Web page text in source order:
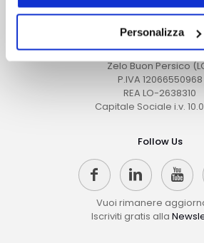
Chiudendo questo banner tramite
Personalizza
Dentista Manager
Via Dante, 2
Zelo Buon Persico
P.IVA 12066550968
REA LO-2638310
Capitale Sociale i.v.
Follow Us
Vuoi rimanere
Iscriviti gratis alla